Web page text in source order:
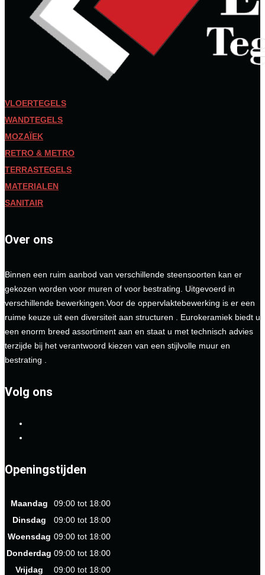
VLOERTEGELS
WANDTEGELS
MOZAÏEK
RETRO & METRO
TERRASTEGELS
MATERIALEN
SANITAIR
Over ons
Binnen een ruim aanbod van verschillende steensoorten kan er
gekozen worden voor muren of voor bestrating. Uitgevoerd in
verschillende bewerkingen.Voor de oppervlaktebewerking is er een
ruime keuze uit een diversiteit aan structuren . Eurokeramiek biedt u
een enorm breed assortiment aan en staat u met technisch advies
terzijde bij het verantwoord kiezen van een stijlvolle muur en
bestrating .
Volg ons
Openingstijden
Maandag
09:00 tot 18:00
Dinsdag
09:00 tot 18:00
Woensdag 09:00 tot 18:00
Donderdag 09:00 tot 18:00
Vrijdag
09:00 tot 18:00